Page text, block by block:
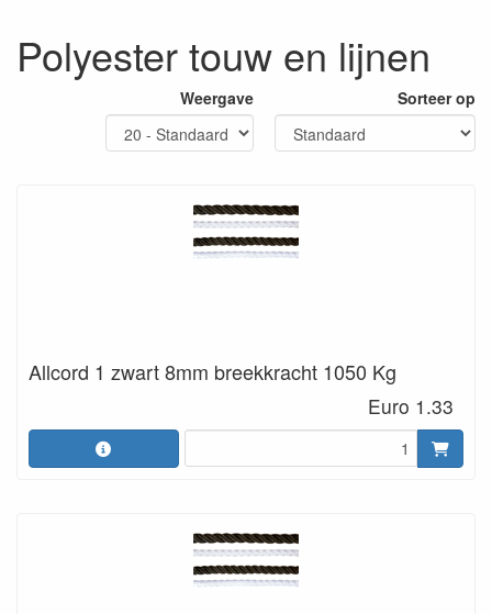
Polyester touw en lijnen
Weergave Sorteer op
Allcord 1 zwart 8mm breekkracht 1050 Kg
Euro 1.33